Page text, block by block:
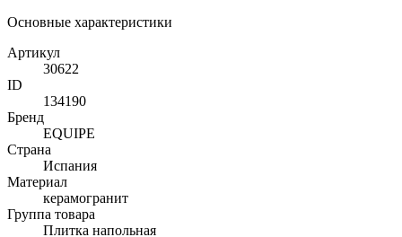
Основные характеристики
Артикул
30622
ID
134190
Бренд
EQUIPE
Страна
Испания
Материал
керамогранит
Группа товара
Плитка напольная